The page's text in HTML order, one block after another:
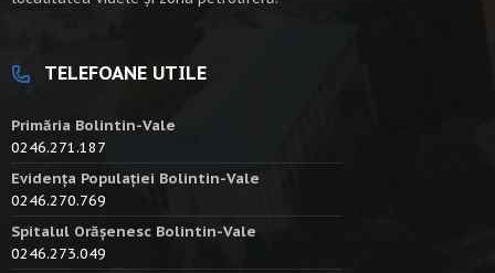
TELEFOANE UTILE
Primăria Bolintin-Vale
0246.271.187
Evidența Populației Bolintin-Vale
0246.270.769
Spitalul Orășenesc Bolintin-Vale
0246.273.049